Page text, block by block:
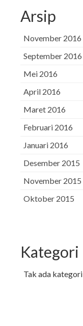
Arsip
November 2016
September 2016
Mei 2016
April 2016
Maret 2016
Februari 2016
Januari 2016
Desember 2015
November 2015
Oktober 2015
Kategori
Tak ada kategori